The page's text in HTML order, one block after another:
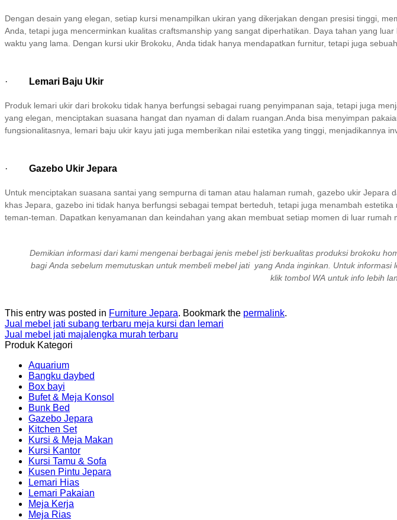
Dengan desain yang elegan, setiap kursi menampilkan ukiran yang dikerjakan dengan presisi tinggi,
Anda, tetapi juga mencerminkan kualitas craftsmanship yang sangat diperhatikan. Daya tahan yang
waktu yang lama. Dengan kursi ukir Brokoku, Anda tidak hanya mendapatkan furnitur, tetapi juga
· Lemari Baju Ukir
Produk lemari ukir dari brokoku tidak hanya berfungsi sebagai ruang penyimpanan saja, tetapi juga
yang elegan, menciptakan suasana hangat dan nyaman di dalam ruangan.Anda bisa menyimpan
fungsionalitasnya, lemari baju ukir kayu jati juga memberikan nilai estetika yang tinggi, menjadikannya
· Gazebo Ukir Jepara
Untuk menciptakan suasana santai yang sempurna di taman atau halaman rumah, gazebo ukir
khas Jepara, gazebo ini tidak hanya berfungsi sebagai tempat berteduh, tetapi juga menambah
teman-teman. Dapatkan kenyamanan dan keindahan yang akan membuat setiap momen di luar rumah
Demikian informasi dari kami mengenai berbagai jenis mebel jsti berkualitas produksi brokoku
bagi Anda sebelum memutuskan untuk membeli mebel jati yang Anda inginkan. Untuk
klik tombol WA untuk info lebih
This entry was posted in Furniture Jepara. Bookmark the permalink.
Jual mebel jati subang terbaru meja kursi dan lemari
Jual mebel jati majalengka murah terbaru
Produk Kategori
Aquarium
Bangku daybed
Box bayi
Bufet & Meja Konsol
Bunk Bed
Gazebo Jepara
Kitchen Set
Kursi & Meja Makan
Kursi Kantor
Kursi Tamu & Sofa
Kusen Pintu Jepara
Lemari Hias
Lemari Pakaian
Meja Kerja
Meja Rias